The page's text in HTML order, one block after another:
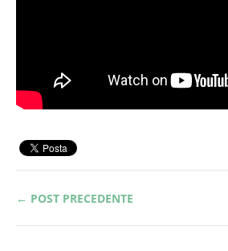
← POST PRECEDENTE